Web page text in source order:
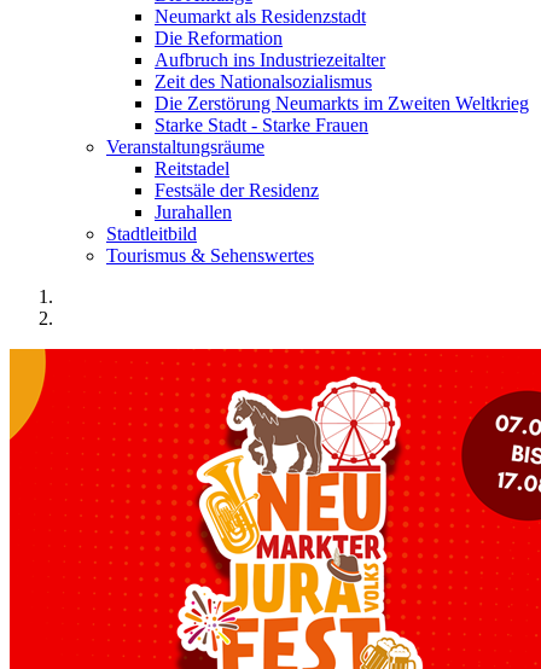
Neumarkt als Residenzstadt
Die Reformation
Aufbruch ins Industriezeitalter
Zeit des Nationalsozialismus
Die Zerstörung Neumarkts im Zweiten Weltkrieg
Starke Stadt - Starke Frauen
Veranstaltungsräume
Reitstadel
Festsäle der Residenz
Jurahallen
Stadtleitbild
Tourismus & Sehenswertes